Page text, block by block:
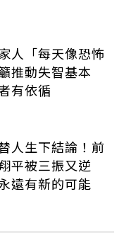
人「每天像恐怖
推動失智基本
有依循
人生下結論！前
平被三振又逆
遠有新的可能